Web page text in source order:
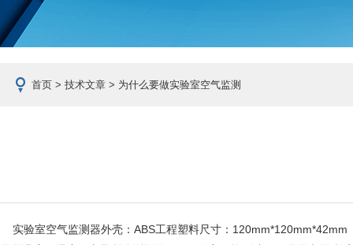
首页 > 技术文章 > 为什么要做实验室空气监测
实验室空气监测器外壳：ABS工程塑料尺寸：120mm*120mm*42mm